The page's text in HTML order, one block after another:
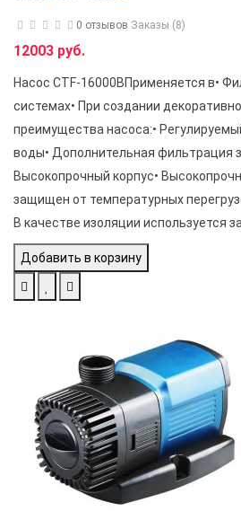
0 отзывов Заказы (8)
12003 руб.
Насос CTF-16000BПрименяется в•
системах• При создании
преимущества насоса:•
воды• Дополнительная фильтрация
Высокопрочный корпус•
защищен от температурных
В качестве изоляции используется
Добавить в корзину